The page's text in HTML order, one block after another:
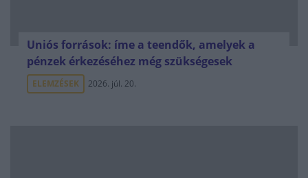
Uniós források: íme a teendők, amelyek a
pénzek érkezéséhez még szükségesek
ELEMZÉSEK 2026. júl. 20.